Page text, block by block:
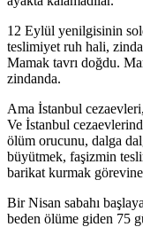
12 Eylül yenilgisinin
teslimiyet ruh hali,
Mamak tavrı doğdu.
zindanda.
Ama İstanbul
Ve İstanbul
ölüm orucunu, dalga
büyütmek, faşizmin
barikat kurmak görevine
Bir Nisan sabahı
beden ölüme giden 75